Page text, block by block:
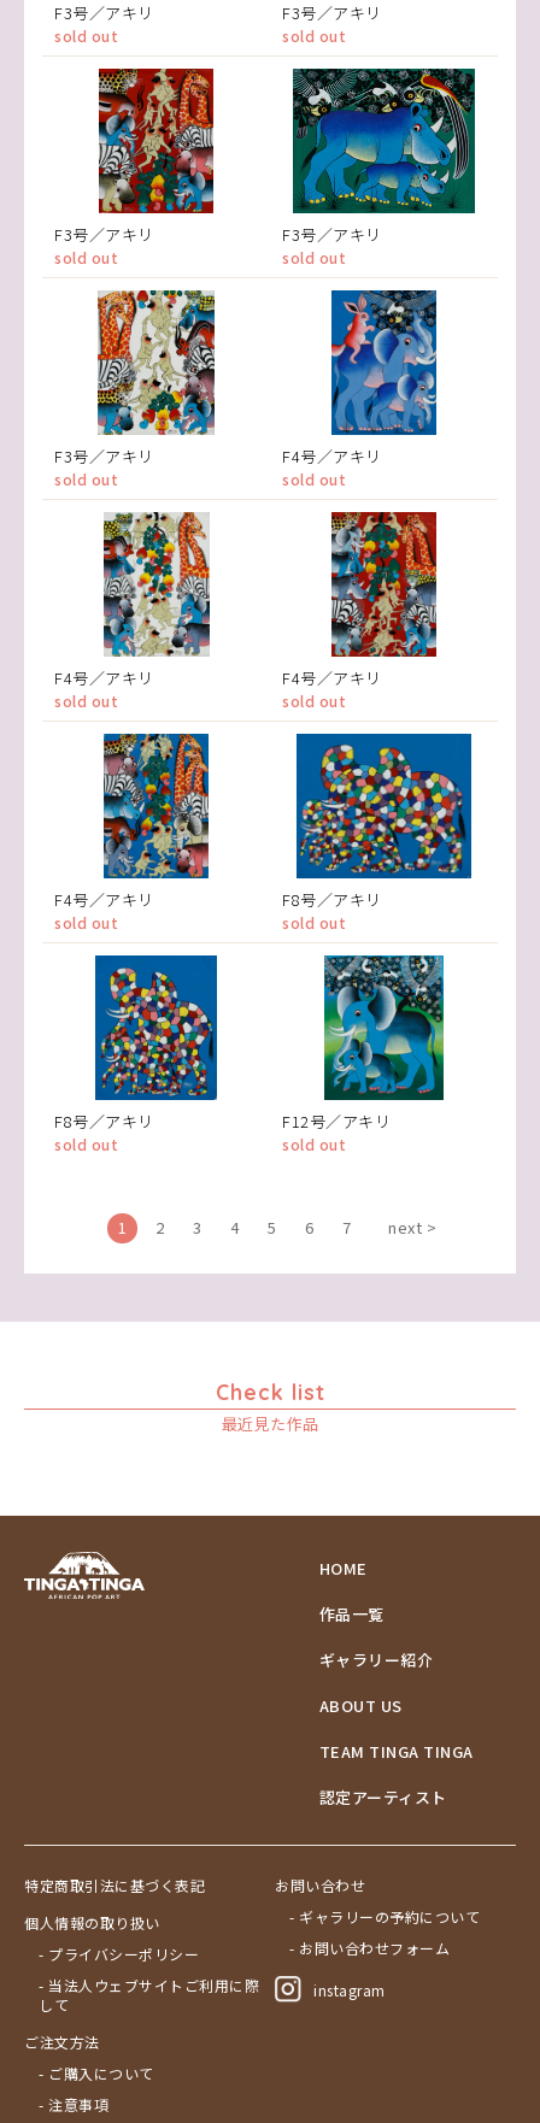
F3号／アキリ
sold out
F3号／アキリ
sold out
F3号／アキリ
sold out
F3号／アキリ
sold out
F3号／アキリ
sold out
F4号／アキリ
sold out
F4号／アキリ
sold out
F4号／アキリ
sold out
F4号／アキリ
sold out
F8号／アキリ
sold out
F8号／アキリ
sold out
F12号／アキリ
sold out
1 2 3 4 5 6 7 next >
Check list
最近見た作品
HOME
作品一覧
ギャラリー紹介
ABOUT US
TEAM TINGA TINGA
認定アーティスト
特定商取引法に基づく表記
個人情報の取り扱い
- プライバシーポリシー
- 当法人ウェブサイトご利用に際
して
ご注文方法
- ご購入について
- 注意事項
お問い合わせ
- ギャラリーの予約について
- お問い合わせフォーム
instagram